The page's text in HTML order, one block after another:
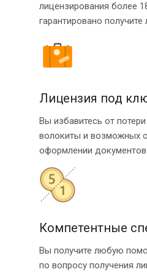
лицензирования более
гарантировано
Лицензия под
Вы избавитесь от
волокиты и возможных
оформлении документов
Компетентные
Вы получите любую
по вопросу получения